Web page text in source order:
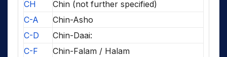
CH
Chin (not further specified)
C-A
Chin-Asho
C-D
Chin-Daai:
C-F
Chin-Falam / Halam